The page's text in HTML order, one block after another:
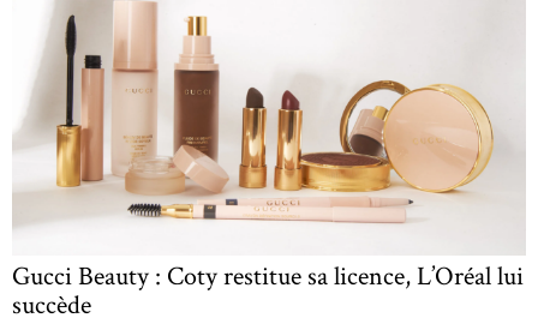
Gucci Beauty : Coty restitue sa licence, L’Oréal lui
succède